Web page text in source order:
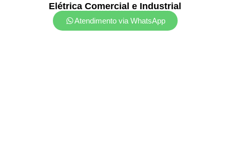
Elétrica Comercial e Industrial
Atendimento via WhatsApp